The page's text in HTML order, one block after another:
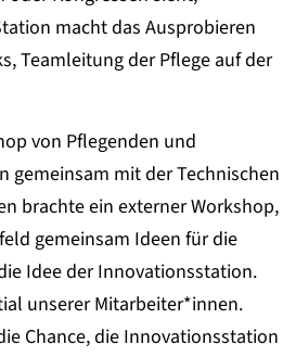
macht das Ausprobieren
Teamleitung der Pflege auf der
von Pflegenden und
mit der Technischen
brachte ein externer Workshop,
gemeinsam Ideen für die
Idee der Innovationsstation.
unserer Mitarbeiter*innen.
Chance, die Innovationsstation